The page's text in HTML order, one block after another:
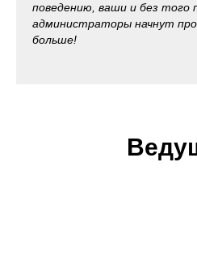
поведению, ваши и без того
администраторы начнут
больше!